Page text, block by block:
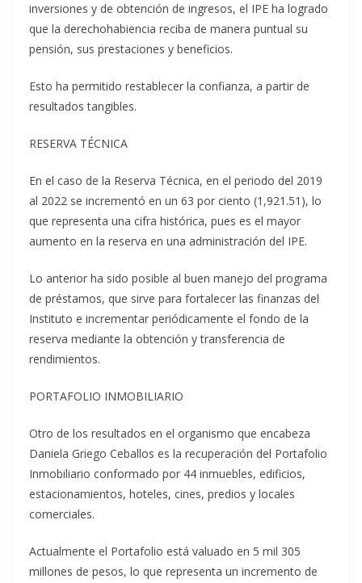
inversiones y de obtención de ingresos, el IPE ha logrado
que la derechohabiencia reciba de manera puntual su
pensión, sus prestaciones y beneficios.
Esto ha permitido restablecer la confianza, a partir de
resultados tangibles.
RESERVA TÉCNICA
En el caso de la Reserva Técnica, en el periodo del 2019
al 2022 se incrementó en un 63 por ciento (1,921.51), lo
que representa una cifra histórica, pues es el mayor
aumento en la reserva en una administración del IPE.
Lo anterior ha sido posible al buen manejo del programa
de préstamos, que sirve para fortalecer las finanzas del
Instituto e incrementar periódicamente el fondo de la
reserva mediante la obtención y transferencia de
rendimientos.
PORTAFOLIO INMOBILIARIO
Otro de los resultados en el organismo que encabeza
Daniela Griego Ceballos es la recuperación del Portafolio
Inmobiliario conformado por 44 inmuebles, edificios,
estacionamientos, hoteles, cines, predios y locales
comerciales.
Actualmente el Portafolio está valuado en 5 mil 305
millones de pesos, lo que representa un incremento de